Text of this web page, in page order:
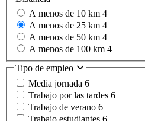
A menos de 10 km 4
A menos de 25 km 4
A menos de 50 km 4
A menos de 100 km 4
Tipo de empleo
Media jornada 6
Trabajo por las tardes 6
Trabajo de verano 6
Trabajo estudiantes 6